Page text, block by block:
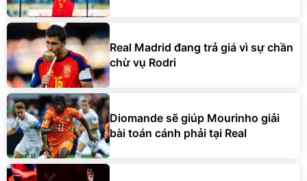
Real Madrid đang trả giá vì sự chần
chừ vụ Rodri
Diomande sẽ giúp Mourinho giải
bài toán cánh phải tại Real